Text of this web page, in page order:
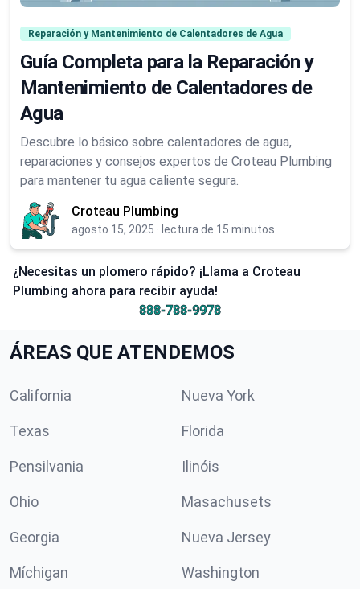
Reparación y Mantenimiento de Calentadores de Agua
Guía Completa para la Reparación y
Mantenimiento de Calentadores de
Agua
Descubre lo básico sobre calentadores de agua,
reparaciones y consejos expertos de Croteau Plumbing
para mantener tu agua caliente segura.
Croteau Plumbing
agosto 15, 2025 · lectura de 15 minutos
¿Necesitas un plomero rápido? ¡Llama a Croteau
Plumbing ahora para recibir ayuda!
888-788-9978
ÁREAS QUE ATENDEMOS
California Nueva York
Texas Florida
Pensilvania Ilinóis
Ohio Masachusets
Georgia Nueva Jersey
Míchigan Washington